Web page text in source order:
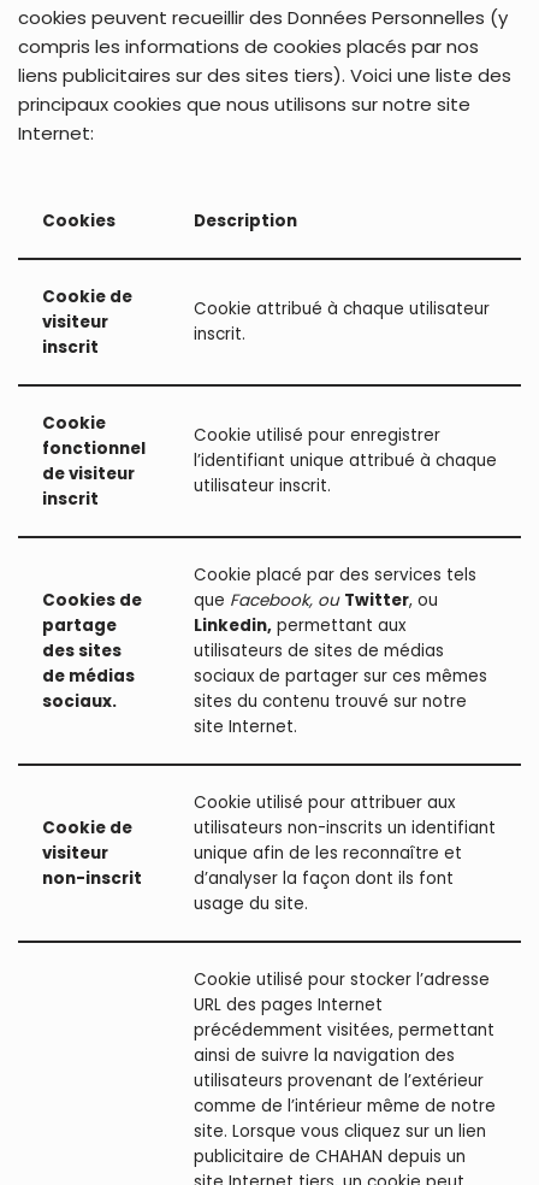
cookies peuvent recueillir des Données Personnelles (y
compris les informations de cookies placés par nos
liens publicitaires sur des sites tiers). Voici une liste des
principaux cookies que nous utilisons sur notre site
Internet:
Cookies Description
Cookie de
visiteur
inscrit
Cookie attribué à chaque utilisateur
inscrit.
Cookie
fonctionnel
de visiteur
inscrit
Cookie utilisé pour enregistrer
l’identifiant unique attribué à chaque
utilisateur inscrit.
Cookies de
partage
des sites
de médias
sociaux.
Cookie placé par des services tels
que Facebook, ou Twitter, ou
Linkedin, permettant aux
utilisateurs de sites de médias
sociaux de partager sur ces mêmes
sites du contenu trouvé sur notre
site Internet.
Cookie de
visiteur
non-inscrit
Cookie utilisé pour attribuer aux
utilisateurs non-inscrits un identifiant
unique afin de les reconnaître et
d’analyser la façon dont ils font
usage du site.
Cookie utilisé pour stocker l’adresse
URL des pages Internet
précédemment visitées, permettant
ainsi de suivre la navigation des
utilisateurs provenant de l’extérieur
comme de l’intérieur même de notre
site. Lorsque vous cliquez sur un lien
publicitaire de CHAHAN depuis un